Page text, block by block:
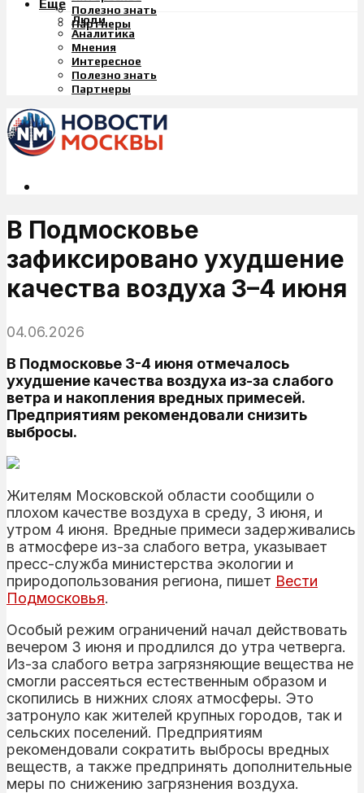
Полезно знать
Партнеры
Еще
Люди
Аналитика
Мнения
Интересное
Полезно знать
Партнеры
В Подмосковье
зафиксировано ухудшение
качества воздуха 3–4 июня
04.06.2026
В Подмосковье 3-4 июня отмечалось
ухудшение качества воздуха из-за слабого
ветра и накопления вредных примесей.
Предприятиям рекомендовали снизить
выбросы.
Жителям Московской области сообщили о
плохом качестве воздуха в среду, 3 июня, и
утром 4 июня. Вредные примеси задерживались
в атмосфере из-за слабого ветра, указывает
пресс-служба министерства экологии и
природопользования региона, пишет Вести
Подмосковья.
Особый режим ограничений начал действовать
вечером 3 июня и продлился до утра четверга.
Из-за слабого ветра загрязняющие вещества не
смогли рассеяться естественным образом и
скопились в нижних слоях атмосферы. Это
затронуло как жителей крупных городов, так и
сельских поселений. Предприятиям
рекомендовали сократить выбросы вредных
веществ, а также предпринять дополнительные
меры по снижению загрязнения воздуха.